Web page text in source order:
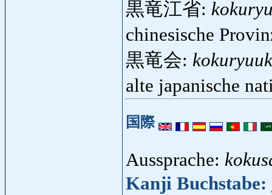
黒竜江省:
chinesische
黒竜会:
alte japanische
国際
Aussprache:
Kanji Buchstabe: